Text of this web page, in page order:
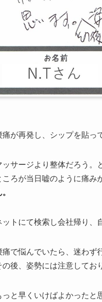
痛が再発し、シップを貼っ
ッサージより整体だろう。
ころが当日嘘のように痛み
ットにて検索し会社帰り、
痛で悩んでいたら、迷わず
の後、姿勢には注意してお
っと早くいけばよかったと